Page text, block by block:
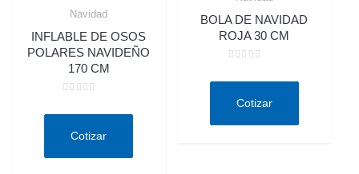
Navidad
INFLABLE DE OSOS
POLARES NAVIDEÑO
170 CM
deCotizar
BOLA DE NAVIDAD
ROJA 30 CM
deCotizar